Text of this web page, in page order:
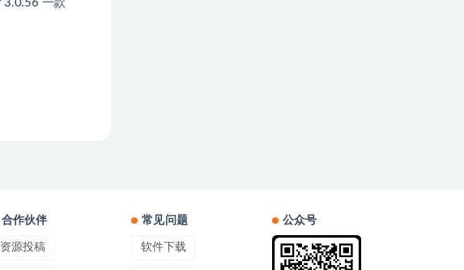
3.0.56 一款
合作伙伴
资源投稿
常见问题
软件下载
公众号